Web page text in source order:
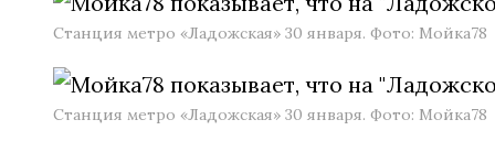
Станция метро «Ладожская» 30 января. Фото: Мойка78
Станция метро «Ладожская» 30 января. Фото: Мойка78